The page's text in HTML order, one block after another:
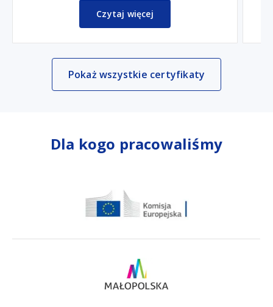
Czytaj więcej
Pokaż wszystkie certyfikaty
Dla kogo pracowaliśmy